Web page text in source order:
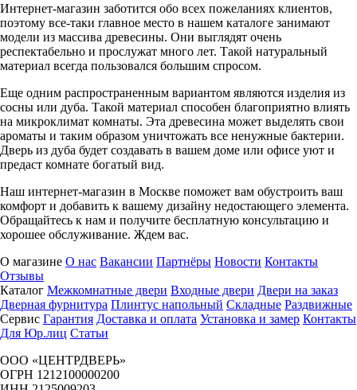
Ривьера айс
Ривьера грей
Ривьера крем
Сан-ремо крем
Сан-ремо натуральный
Сандал бежевый
светлый лак
Серый мат
Слоновая кость
Софт айс